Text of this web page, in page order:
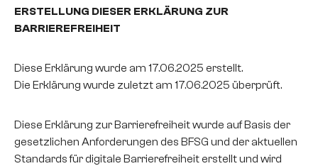
ERSTELLUNG DIESER ERKLÄRUNG ZUR
BARRIEREFREIHEIT
Diese Erklärung wurde am 17.06.2025 erstellt.
Die Erklärung wurde zuletzt am 17.06.2025 überprüft.
Diese Erklärung zur Barrierefreiheit wurde auf Basis der
gesetzlichen Anforderungen des BFSG und der aktuellen
Standards für digitale Barrierefreiheit erstellt und wird